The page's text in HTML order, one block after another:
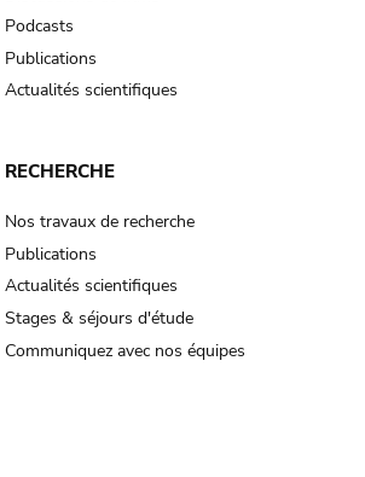
Podcasts
Publications
Actualités scientifiques
RECHERCHE
Nos travaux de recherche
Publications
Actualités scientifiques
Stages & séjours d'étude
Communiquez avec nos équipes